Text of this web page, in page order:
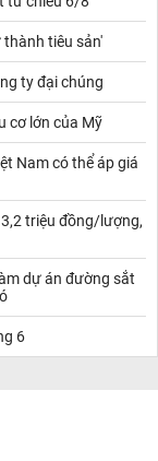
tiêu sản'
ty đại chúng
cơ lớn của Mỹ
Nam có thể áp giá
triệu đồng/lượng,
dự án đường sắt
6